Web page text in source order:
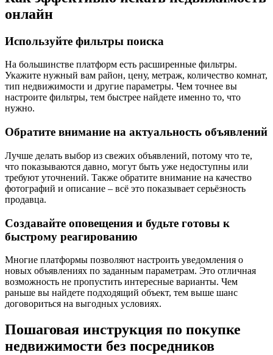
онлайн
Используйте фильтры поиска
На большинстве платформ есть расширенные фильтры.
Укажите нужный вам район, цену, метраж, количество комнат,
тип недвижимости и другие параметры. Чем точнее вы
настроите фильтры, тем быстрее найдете именно то, что
нужно.
Обратите внимание на актуальность объявлений
Лучше делать выбор из свежих объявлений, потому что те,
что показываются давно, могут быть уже недоступны или
требуют уточнений. Также обратите внимание на качество
фотографий и описание – всё это показывает серьёзность
продавца.
Создавайте оповещения и будьте готовы к
быстрому реагированию
Многие платформы позволяют настроить уведомления о
новых объявлениях по заданным параметрам. Это отличная
возможность не пропустить интересные варианты. Чем
раньше вы найдете подходящий объект, тем выше шанс
договориться на выгодных условиях.
Пошаговая инструкция по покупке
недвижимости без посредников